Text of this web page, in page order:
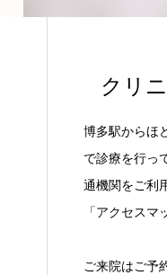
クリ
博多駅からほ
で診療を行っ
通機関をご利
「アクセスマ
ご来院はご予